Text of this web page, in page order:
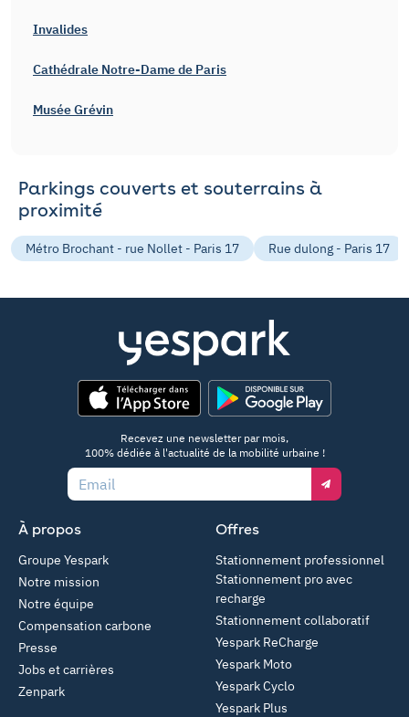
Invalides
Cathédrale Notre-Dame de Paris
Musée Grévin
Parkings couverts et souterrains à
proximité
Métro Brochant - rue Nollet - Paris 17 Rue dulong - Paris 17
Recevez une newsletter par mois,
100% dédiée à l'actualité de la mobilité urbaine !
À propos
Groupe Yespark
Notre mission
Notre équipe
Compensation carbone
Presse
Jobs et carrières
Zenpark
Offres
Stationnement professionnel
Stationnement pro avec
recharge
Stationnement collaboratif
Yespark ReCharge
Yespark Moto
Yespark Cyclo
Yespark Plus